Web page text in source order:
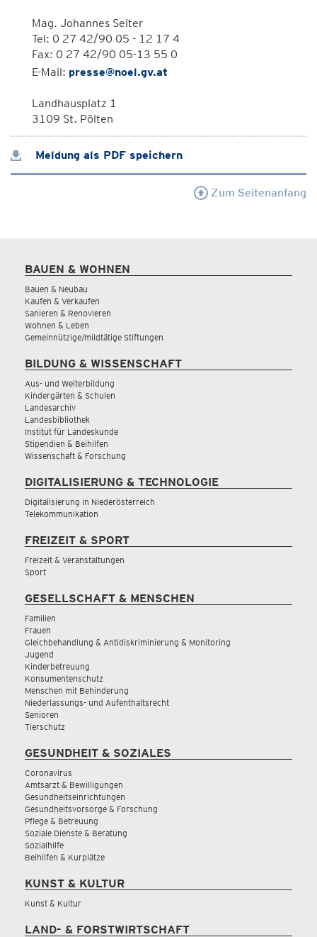
Mag. Johannes Seiter
Tel: 0 27 42/90 05 - 12 17 4
Fax: 0 27 42/90 05-13 55 0
E-Mail: presse@noel.gv.at
Landhausplatz 1
3109 St. Pölten
Meldung als PDF speichern
Zum Seitenanfang
BAUEN & WOHNEN
Bauen & Neubau
Kaufen & Verkaufen
Sanieren & Renovieren
Wohnen & Leben
Gemeinnützige/mildtätige Stiftungen
BILDUNG & WISSENSCHAFT
Aus- und Weiterbildung
Kindergärten & Schulen
Landesarchiv
Landesbibliothek
Institut für Landeskunde
Stipendien & Beihilfen
Wissenschaft & Forschung
DIGITALISIERUNG & TECHNOLOGIE
Digitalisierung in Niederösterreich
Telekommunikation
FREIZEIT & SPORT
Freizeit & Veranstaltungen
Sport
GESELLSCHAFT & MENSCHEN
Familien
Frauen
Gleichbehandlung & Antidiskriminierung & Monitoring
Jugend
Kinderbetreuung
Konsumentenschutz
Menschen mit Behinderung
Niederlassungs- und Aufenthaltsrecht
Senioren
Tierschutz
GESUNDHEIT & SOZIALES
Coronavirus
Amtsarzt & Bewilligungen
Gesundheitseinrichtungen
Gesundheitsvorsorge & Forschung
Pflege & Betreuung
Soziale Dienste & Beratung
Sozialhilfe
Beihilfen & Kurplätze
KUNST & KULTUR
Kunst & Kultur
LAND- & FORSTWIRTSCHAFT